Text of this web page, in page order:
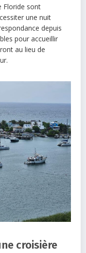
Floride sont
une nuit
depuis
pour accueillir
au lieu de
croisière